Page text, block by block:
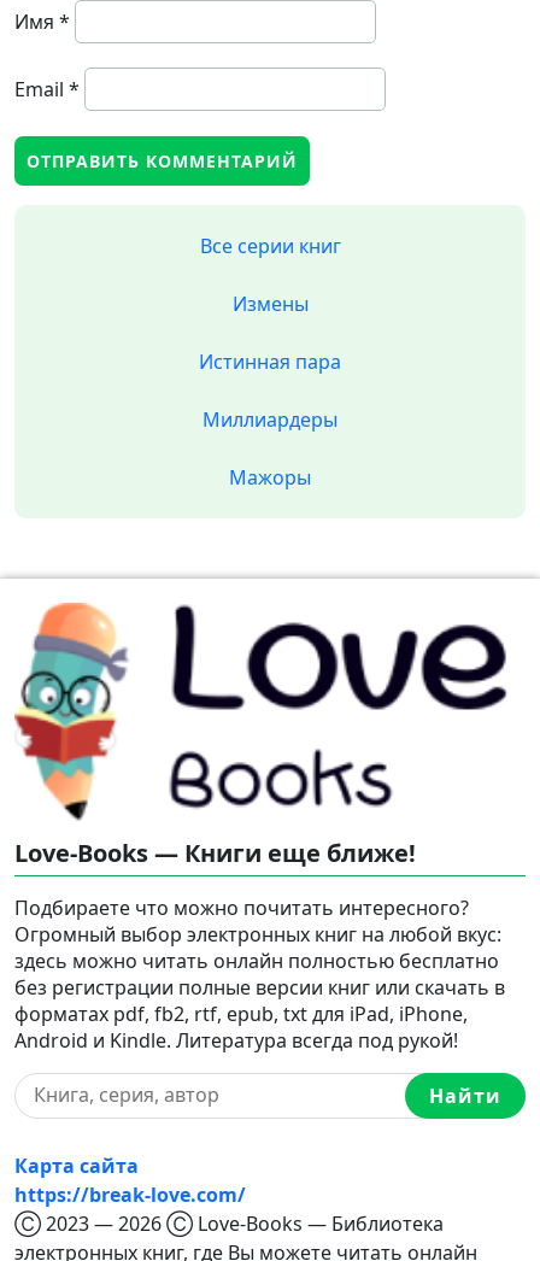
Имя *
Email *
Все серии книг
Измены
Истинная пара
Миллиардеры
Мажоры
Love-Books — Книги еще ближе!
Подбираете что можно почитать интересного?
Огромный выбор электронных книг на любой вкус:
здесь можно читать онлайн полностью бесплатно
без регистрации полные версии книг или скачать в
форматах pdf, fb2, rtf, epub, txt для iPad, iPhone,
Android и Kindle. Литература всегда под рукой!
Найти
Карта сайта
https://break-love.com/
Ⓒ 2023 — 2026 Ⓒ Love-Books — Библиотека
электронных книг, где Вы можете читать онлайн